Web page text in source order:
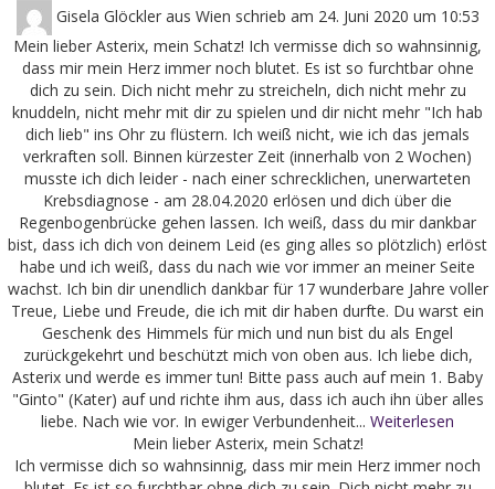
Gisela Glöckler aus Wien schrieb am 24. Juni 2020 um 10:53
Mein lieber Asterix, mein Schatz! Ich vermisse dich so wahnsinnig,
dass mir mein Herz immer noch blutet. Es ist so furchtbar ohne
dich zu sein. Dich nicht mehr zu streicheln, dich nicht mehr zu
knuddeln, nicht mehr mit dir zu spielen und dir nicht mehr "Ich hab
dich lieb" ins Ohr zu flüstern. Ich weiß nicht, wie ich das jemals
verkraften soll. Binnen kürzester Zeit (innerhalb von 2 Wochen)
musste ich dich leider - nach einer schrecklichen, unerwarteten
Krebsdiagnose - am 28.04.2020 erlösen und dich über die
Regenbogenbrücke gehen lassen. Ich weiß, dass du mir dankbar
bist, dass ich dich von deinem Leid (es ging alles so plötzlich) erlöst
habe und ich weiß, dass du nach wie vor immer an meiner Seite
wachst. Ich bin dir unendlich dankbar für 17 wunderbare Jahre voller
Treue, Liebe und Freude, die ich mit dir haben durfte. Du warst ein
Geschenk des Himmels für mich und nun bist du als Engel
zurückgekehrt und beschützt mich von oben aus. Ich liebe dich,
Asterix und werde es immer tun! Bitte pass auch auf mein 1. Baby
"Ginto" (Kater) auf und richte ihm aus, dass ich auch ihn über alles
liebe. Nach wie vor. In ewiger Verbundenheit... Weiterlesen
Mein lieber Asterix, mein Schatz!
Ich vermisse dich so wahnsinnig, dass mir mein Herz immer noch